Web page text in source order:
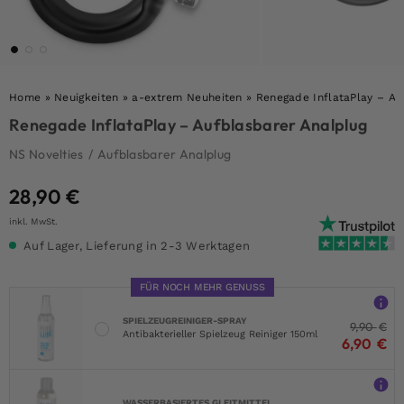
Home » Neuigkeiten »a-extrem Neuheiten » Renegade InflataPlay –
Renegade InflataPlay – Aufblasbarer Analplug
NS Novelties / Aufblasbarer Analplug
28,90 €
inkl. MwSt.
Auf Lager, Lieferung in 2-3 Werktagen
FÜR NOCH MEHR GENUSS
SPIELZEUGREINIGER-SPRAY
Antibakterieller Spielzeug Reiniger 150ml
9,90€
6,90 €